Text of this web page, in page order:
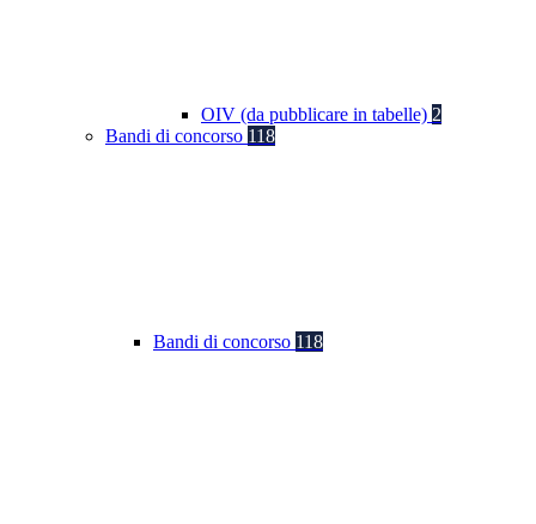
OIV (da pubblicare in tabelle) 2
Bandi di concorso 118
Bandi di concorso 118